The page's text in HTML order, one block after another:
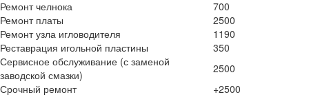
Ремонт челнока
700
Ремонт платы
2500
Ремонт узла игловодителя
1190
Реставрация игольной пластины
350
Сервисное обслуживание (с заменой
заводской смазки)
2500
Срочный ремонт
+2500